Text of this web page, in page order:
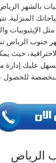
بالشهر
المنزلية.
جنوب الرياض
حيث
عليك إدارة
للحصول
الرياض